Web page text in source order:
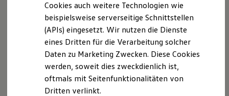
Service und Ersatzteile
Inspektion und HU/AU
Reparaturen und Checks
Motorenöl und Flüssigkeiten
Räder und Reifen
Pannen- und Unfallhilfe
Economy Service
Volkswagen Teile
Zubehör
Modellspezifisches Zubehör
Cookies auch weitere Technologien wie
beispielsweise serverseitige Schnittstellen
(APIs) eingesetzt. Wir nutzen die Dienste
eines Dritten für die Verarbeitung solcher
Daten zu Marketing Zwecken. Diese Cookies
werden, soweit dies zweckdienlich ist,
oftmals mit Seitenfunktionalitäten von
Dritten verlinkt.